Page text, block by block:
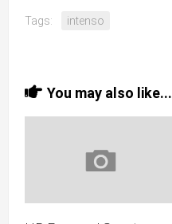
Tags: intenso
You may also like...